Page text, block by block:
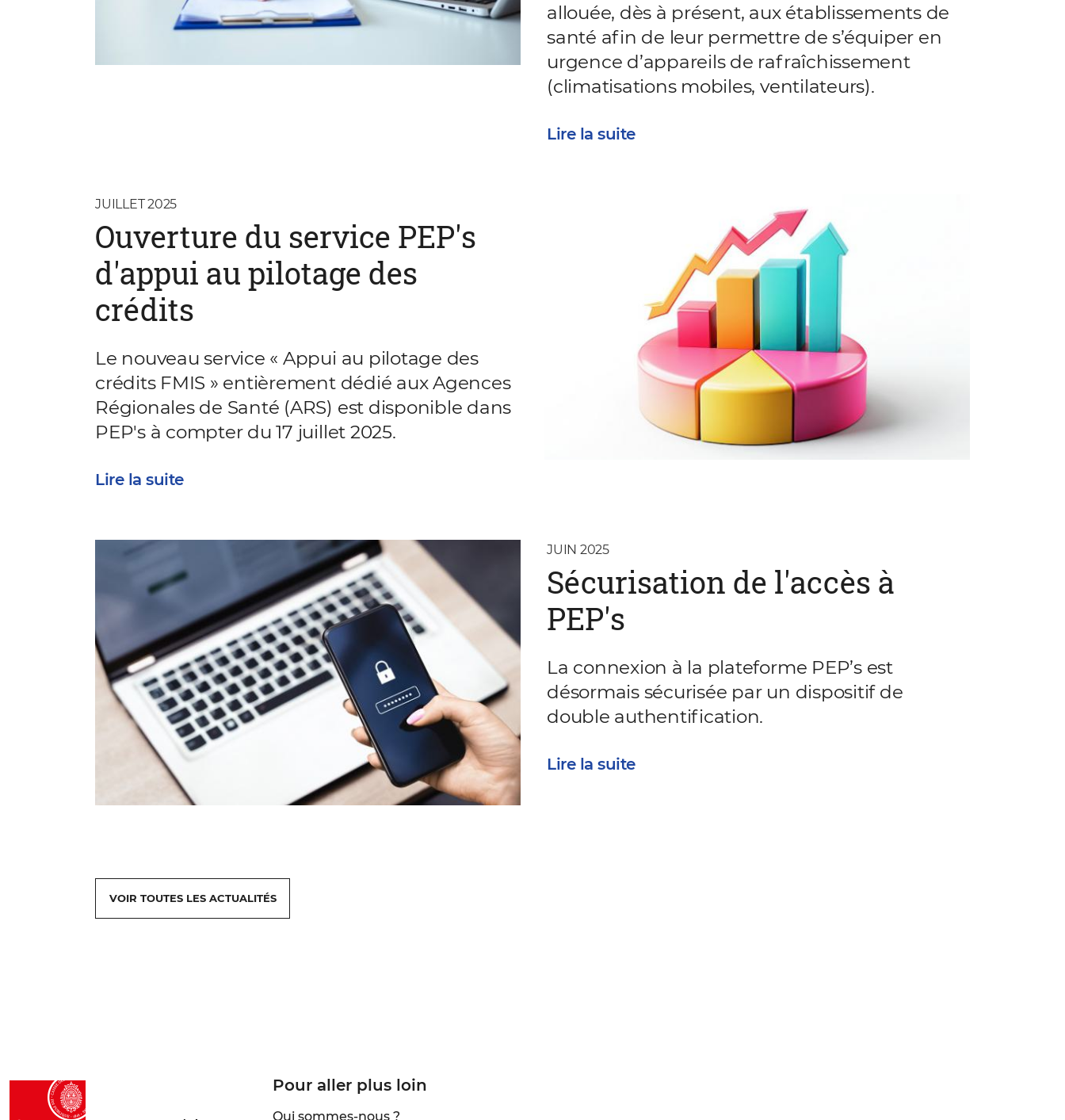
allouée, dès à présent, aux établissements de
santé afin de leur permettre de s’équiper en
urgence d’appareils de rafraîchissement
(climatisations mobiles, ventilateurs).
Lire la suite
Ouverture du service PEP's
d'appui au pilotage des
crédits
Le nouveau service « Appui au pilotage des
crédits FMIS » entièrement dédié aux Agences
Régionales de Santé (ARS) est disponible dans
PEP's à compter du 17 juillet 2025.
JUILLET 2025
Lire la suite
Sécurisation de l'accès à
PEP's
La connexion à la plateforme PEP’s est
désormais sécurisée par un dispositif de
double authentification.
JUIN 2025
Lire la suite
VOIR TOUTES LES ACTUALITÉS
Pour aller plus loin
Qui sommes-nous ?